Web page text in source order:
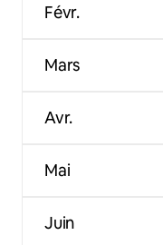
Févr.
Mars
Avr.
Mai
Juin